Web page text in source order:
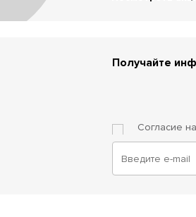
Получайте
Согласие